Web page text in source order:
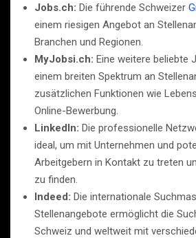
Jobs.ch: Die führende Schweizer
einem riesigen Angebot an
Branchen und Regionen.
MyJobsi.ch: Eine weitere beliebte
einem breiten Spektrum an
zusätzlichen Funktionen wie
Online-Bewerbung.
LinkedIn: Die professionelle
ideal, um mit Unternehmen und
Arbeitgebern in Kontakt zu treten
zu finden.
Indeed: Die internationale
Stellenangebote ermöglicht die
Schweiz und weltweit mit